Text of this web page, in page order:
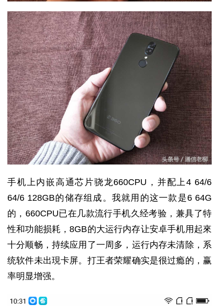
手机上内嵌高通芯片骁龙660CPU，并配上4 64/6
64/6 128GB的储存组成。我就用的这一款是6 64G
的，660CPU已在几款流行手机久经考验，兼具了特
性和功能损耗，8GB的大运行内存让安卓手机用起來
十分顺畅，持续应用了一周多，运行内存未清除，系
统软件未出現卡屏。打王者荣耀确实是很过瘾的，赢
率明显增强。